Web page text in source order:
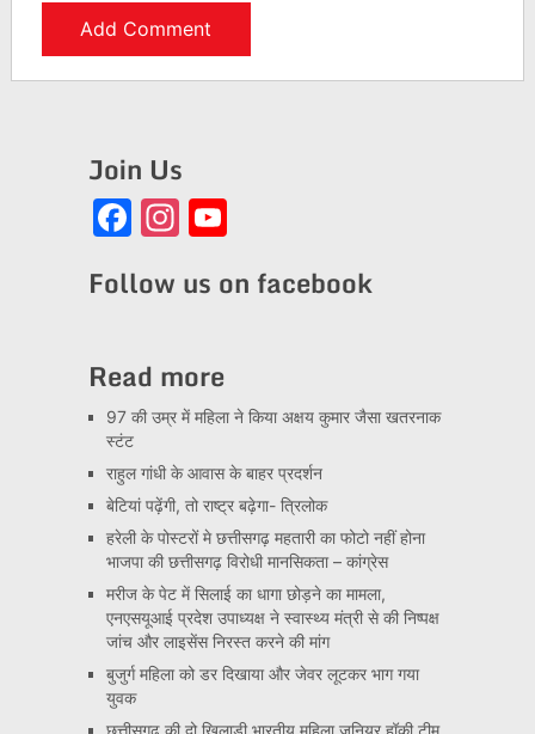
Join Us
Facebook
Instagram
YouTube
Follow us on facebook
Read more
97 की उम्र में महिला ने किया अक्षय कुमार जैसा खतरनाक
स्टंट
राहुल गांधी के आवास के बाहर प्रदर्शन
बेटियां पढ़ेंगी, तो राष्ट्र बढ़ेगा- त्रिलोक
हरेली के पोस्टरों मे छत्तीसगढ़ महतारी का फोटो नहीं होना
भाजपा की छत्तीसगढ़ विरोधी मानसिकता – कांग्रेस
मरीज के पेट में सिलाई का धागा छोड़ने का मामला,
एनएसयूआई प्रदेश उपाध्यक्ष ने स्वास्थ्य मंत्री से की निष्पक्ष
जांच और लाइसेंस निरस्त करने की मांग
बुजुर्ग महिला को डर दिखाया और जेवर लूटकर भाग गया
युवक